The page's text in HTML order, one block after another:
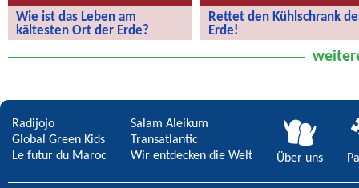
Wie ist das Leben am
kältesten Ort der Erde?
der Erde?
Rettet den Kühlschrank
Erde!
Radijojo
Global Green Kids
Le futur du Maroc
Salam Aleikum
Transatlantic
Wir entdecken die Welt
Über uns